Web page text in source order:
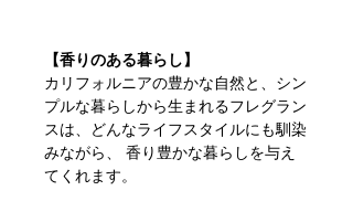
【香りのある暮らし】
カリフォルニアの豊かな自然と、シン
プルな暮らしから生まれるフレグラン
スは、どんなライフスタイルにも馴染
みながら、 香り豊かな暮らしを与え
てくれます。